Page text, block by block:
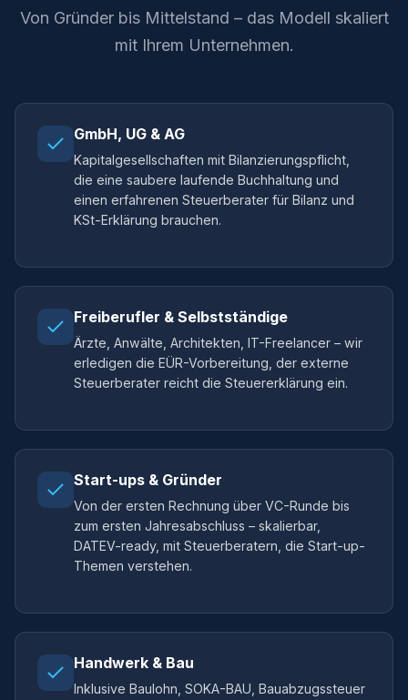
Von Gründer bis Mittelstand – das Modell skaliert
mit Ihrem Unternehmen.
GmbH, UG & AG
Kapitalgesellschaften mit Bilanzierungspflicht,
die eine saubere laufende Buchhaltung und
einen erfahrenen Steuerberater für Bilanz und
KSt-Erklärung brauchen.
Freiberufler & Selbstständige
Ärzte, Anwälte, Architekten, IT-Freelancer – wir
erledigen die EÜR-Vorbereitung, der externe
Steuerberater reicht die Steuererklärung ein.
Start-ups & Gründer
Von der ersten Rechnung über VC-Runde bis
zum ersten Jahresabschluss – skalierbar,
DATEV-ready, mit Steuerberatern, die Start-up-
Themen verstehen.
Handwerk & Bau
Inklusive Baulohn, SOKA-BAU, Bauabzugssteuer